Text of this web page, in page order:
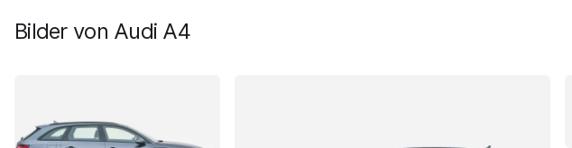
Bilder von Audi A4